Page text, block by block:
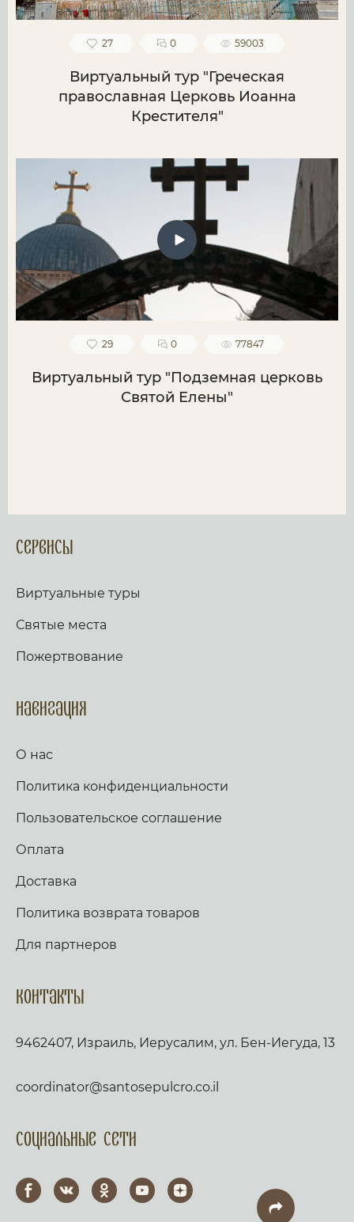
27 0 59003
Виртуальный тур "Греческая
православная Церковь Иоанна
Крестителя"
29 0 77847
Виртуальный тур "Подземная церковь
Святой Елены"
Сервисы
Виртуальные туры
Святые места
Пожертвование
Навигация
О нас
Политика конфиденциальности
Пользовательское соглашение
Оплата
Доставка
Политика возврата товаров
Для партнеров
Контакты
9462407, Израиль, Иерусалим, ул. Бен-Иегуда, 13
coordinator@santosepulcro.co.il
Социальные сети